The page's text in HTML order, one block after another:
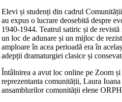
Elevi și studenți din cadrul
au expus o lucrare deosebită despre
1940-1944. Teatrul satiric și de revistă
un loc de adunare și un mijloc de
amploare în acea perioadă era în
adepții dramaturgiei clasice și
Întâlnirea a avut loc online pe Zoom
reprezentanta comunității, Laura
ansamblurilor comunității elene